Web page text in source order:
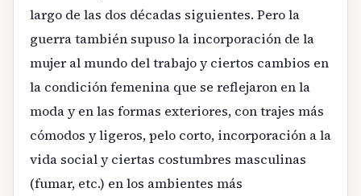
largo de las dos décadas siguientes. Pero la
guerra también supuso la incorporación de la
mujer al mundo del trabajo y ciertos cambios en
la condición femenina que se reflejaron en la
moda y en las formas exteriores, con trajes más
cómodos y ligeros, pelo corto, incorporación a la
vida social y ciertas costumbres masculinas
(fumar, etc.) en los ambientes más